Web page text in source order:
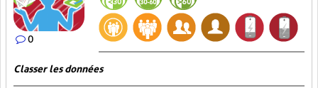
0
Classer les données